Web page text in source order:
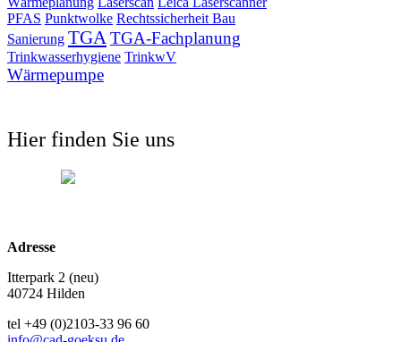
PFAS Punktwolke Rechtssicherheit Bau
Sanierung TGATGA-Fachplanung
Trinkwasserhygiene TrinkwV
Wärmepumpe
Hier finden Sie uns
Adresse
Itterpark 2 (neu)
40724 Hilden
tel +49 (0)2103-33 96 60